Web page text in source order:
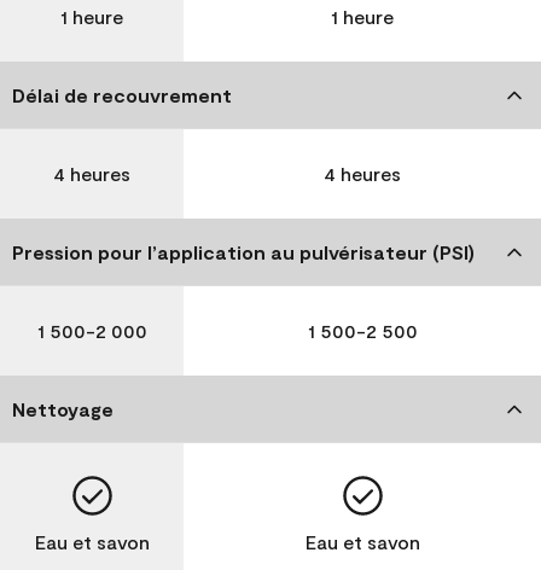
1 heure 1 heure
Délai de recouvrement
4 heures 4 heures
Pression pour l’application au pulvérisateur (PSI)
1 500-2 000 1 500-2 500
Nettoyage
Eau et savon Eau et savon